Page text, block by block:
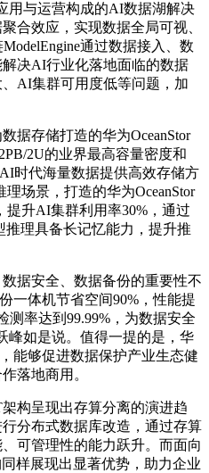
用与运营构成的AI数据湖解决
合效应，实现数据全局可视、
通过数据接入、数
决AI行业化落地面临的数据
AI集群可用度低等问题，加
据存储打造的华为OceanStor
2U的业界最高容量密度和
时代海量数据提供高效存储方
场景， 打造的华为OceanStor
升AI集群利用率30%，通过
推理具备长记忆能力，提升推
据安全、数据备份的重要性不
一体机节省空间90%，性能提
测率达到99.99%，为数据安全
峰如是说。值得一提的是，华
能够促进数据保护产业生态健
落地商用。
构呈现出存算分离的演进趋
分布式数据库改造，通过存算
可管理性的能力跃升。 而面向
样展现出显著优势，助力企业